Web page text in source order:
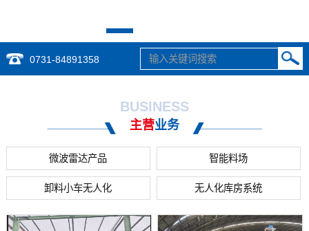
0731-84891358
BUSINESS
主营业务
微波雷达产品 智能料场
卸料小车无人化 无人化库房系统